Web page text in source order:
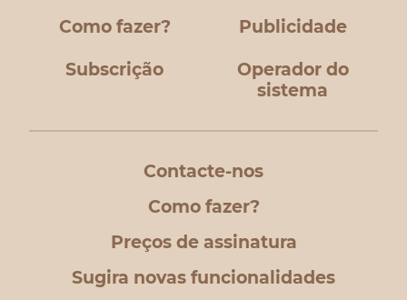
Como fazer? Publicidade
Subscrição
Operador do
sistema
Contacte-nos
Como fazer?
Preços de assinatura
Sugira novas funcionalidades